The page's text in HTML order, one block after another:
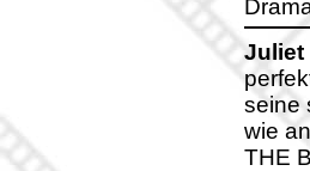
Juliet
seine
wie
THE